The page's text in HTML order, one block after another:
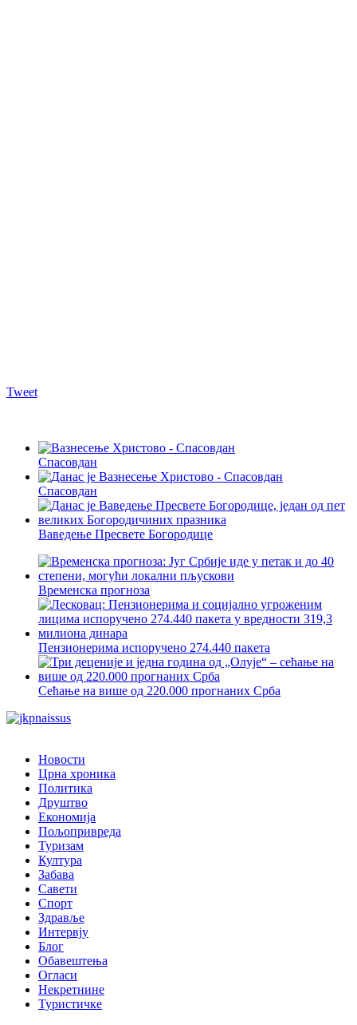
Tweet
Спасовдан
Спасовдан
Ваведење Пресвете Богородице
Временска прогноза
Пензионерима испоручено 274.440 пакета
Сећање на више од 220.000 прогнаних Срба
Новости
Црна хроника
Политика
Друштво
Економија
Пољопривреда
Туризам
Култура
Забава
Савети
Спорт
Здравље
Интервју
Блог
Обавештења
Огласи
Некретнине
Туристичке